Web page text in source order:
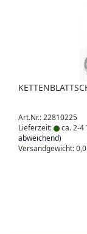
Art.Nr.: 22810225
Lieferzeit:
ca. 2-4
abweichend)
Versandgewicht: